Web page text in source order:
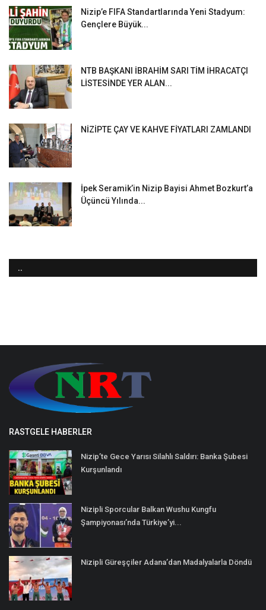
Nizip’e FIFA Standartlarında Yeni Stadyum:
Gençlere Büyük...
NTB BAŞKANI İBRAHİM SARI TİM İHRACATÇI
LİSTESİNDE YER ALAN...
NİZİPTE ÇAY VE KAHVE FİYATLARI ZAMLANDI
İpek Seramik’in Nizip Bayisi Ahmet Bozkurt’a
Üçüncü Yılında...
..
RASTGELE HABERLER
Nizip’te Gece Yarısı Silahlı Saldırı: Banka Şubesi
Kurşunlandı
Nizipli Sporcular Balkan Wushu Kungfu
Şampiyonası’nda Türkiye’yi...
Nizipli Güreşçiler Adana’dan Madalyalarla Döndü